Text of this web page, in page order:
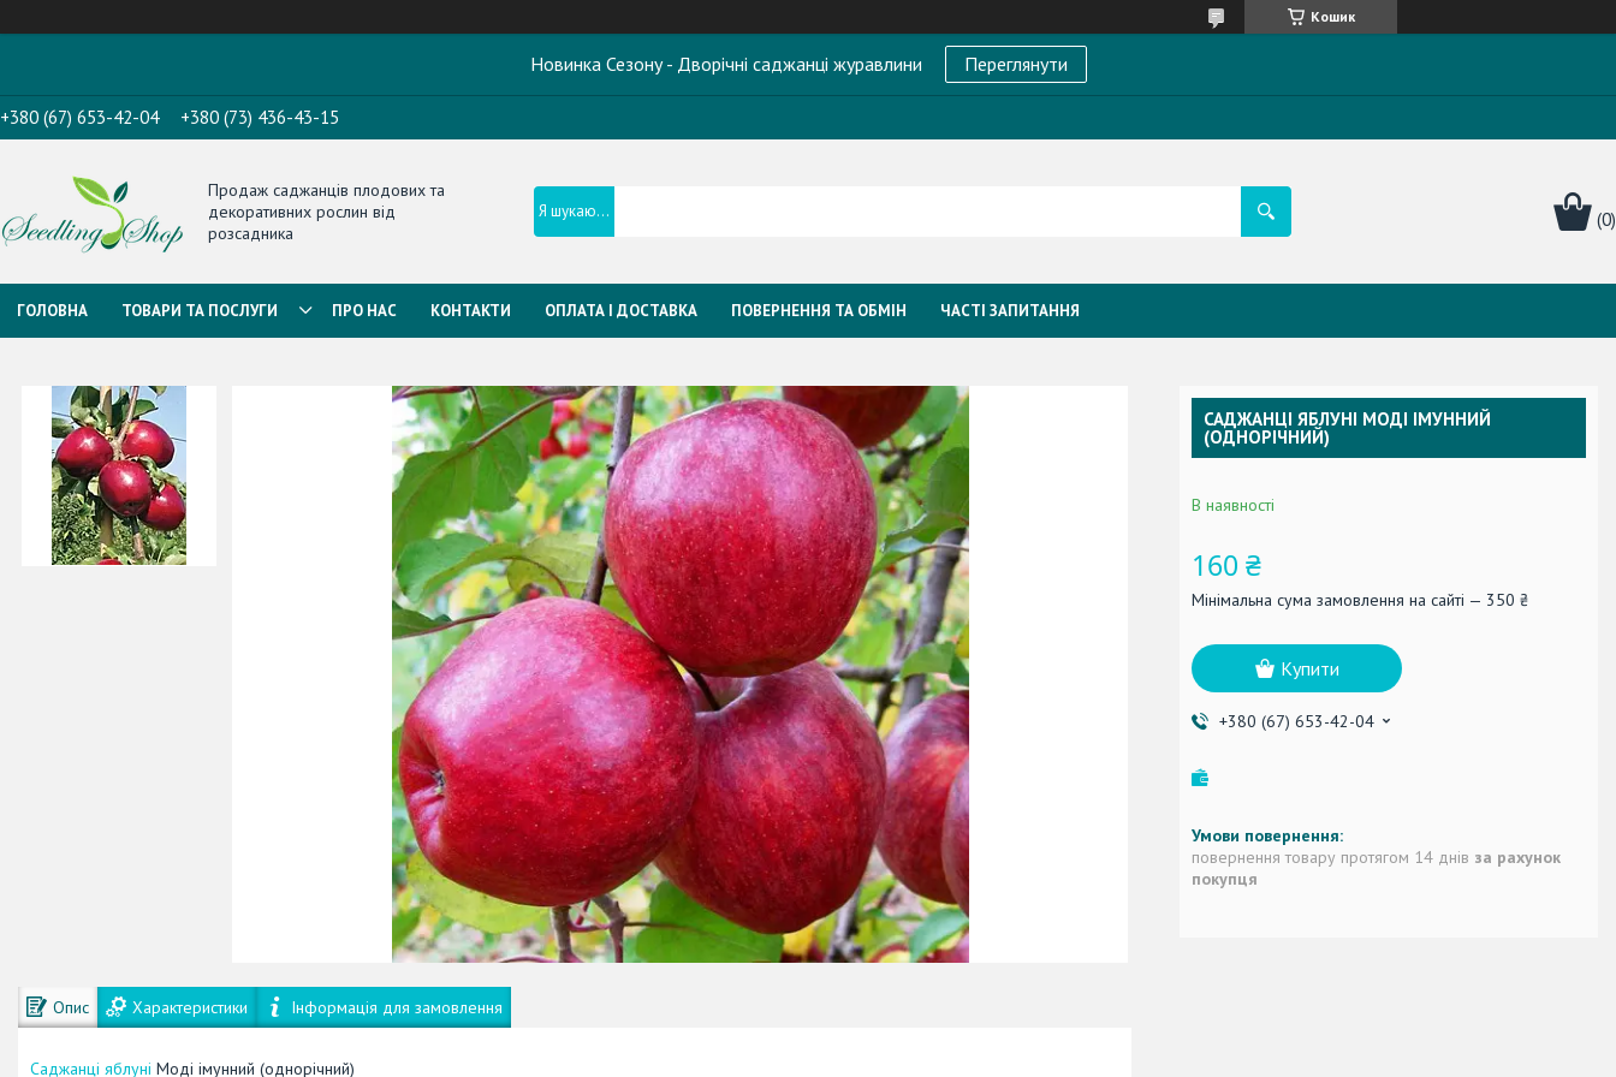
Кошик
Новинка Сезону - Дворічні саджанці журавлини Переглянути
+380 (67) 653-42-04 +380 (73) 436-43-15
Продаж саджанців плодових та
декоративних рослин від
розсадника
ГОЛОВНА ТОВАРИ ТА ПОСЛУГИ ПРО НАС КОНТАКТИ ОПЛАТА І ДОСТАВКА ПОВЕРНЕННЯ ТА ОБМІН ЧАСТІ ЗАПИТАННЯ
Опис Характеристики Інформація для замовлення
Саджанці яблуні Моді імунний (однорічний)
САДЖАНЦІ ЯБЛУНІ МОДІ ІМУННИЙ
(ОДНОРІЧНИЙ)
В наявності
160 ₴
Мінімальна сума замовлення на сайті — 350 ₴
Купити
+380 (67) 653-42-04
повернення товару протягом 14 днів за рахунок
покупця